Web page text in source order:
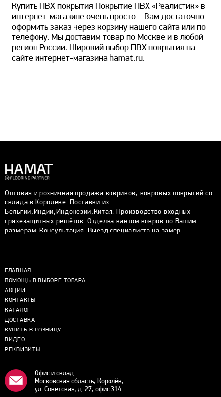
Купить ПВХ покрытия Покрытие ПВХ «Реалистик» в
интернет-магазине очень просто – Вам достаточно
оформить заказ через корзину нашего сайта или по
телефону. Мы доставим товар по Москве и в любой
регион России. Широкий выбор ПВХ покрытия на
сайте интернет-магазина hamat.ru.
Оптовая и розничная продажа ковриков, ковровых покрытий со
склада в Королеве. Поставки из
Бельгии,Индии,Индонезии,Китая. Производство входных
грязезащитных решёток. Отделка кантом ковров по Вашим
размерам. Консультация. Выезд специалиста на замер.
ГЛАВНАЯ
ПОМОЩЬ В ВЫБОРЕ ТОВАРА
АКЦИИ
КОНТАКТЫ
КАТАЛОГ
ДОСТАВКА
КУПИТЬ В РОЗНИЦУ
ВИДЕО
РЕКВИЗИТЫ
Офис и склад:
Московская область, Королёв,
ул. Советская, д. 27, офис 314